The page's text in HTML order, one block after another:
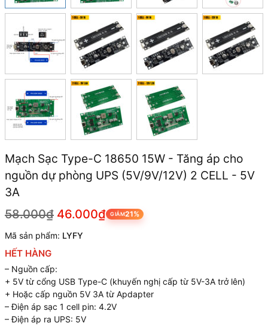
Mạch Sạc Type-C 18650 15W - Tăng áp cho
nguồn dự phòng UPS (5V/9V/12V) 2 CELL - 5V
3A
58.000₫ 46.000₫ GIẢM21%
Mã sản phẩm: LYFY
HẾT HÀNG
– Nguồn cấp:
+ 5V từ cổng USB Type-C (khuyến nghị cấp từ 5V-3A trở lên)
+ Hoặc cấp nguồn 5V 3A từ Apdapter
– Điện áp sạc 1 cell pin: 4.2V
– Điện áp ra UPS: 5V